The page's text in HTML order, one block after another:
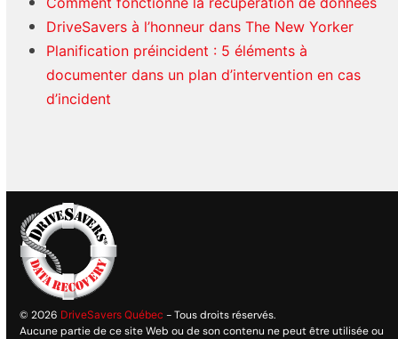
DriveSavers à l’honneur dans The New Yorker
Planification préincident : 5 éléments à
documenter dans un plan d’intervention en cas
d’incident
© 2026 DriveSavers Québec - Tous droits réservés.
Aucune partie de ce site Web ou de son contenu ne peut être utilisée ou